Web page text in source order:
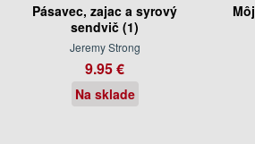
Pásavec, zajac a syrový
sendvič (1)
Jeremy Strong
9.95 €
Na sklade